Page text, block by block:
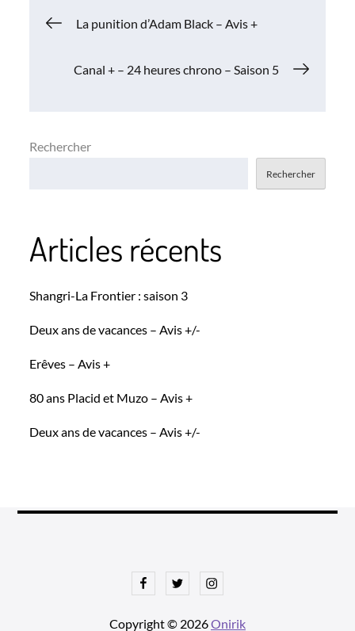
Navigation
de
La punition d’Adam Black – Avis +
Canal + – 24 heures chrono – Saison 5
Rechercher
Rechercher
Articles récents
Shangri-La Frontier : saison 3
Deux ans de vacances – Avis +/-
Erêves – Avis +
80 ans Placid et Muzo – Avis +
Deux ans de vacances – Avis +/-
FacebookTwitterInstagram
Copyright © 2026Onirik